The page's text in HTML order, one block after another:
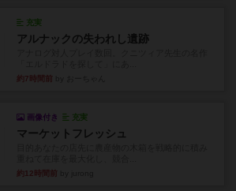
充実
アルナックの失われし遺跡
約7時間前
画像付き 充実
マーケットフレッシュ
約12時間前